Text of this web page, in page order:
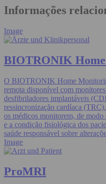
Informações
Image
BIOTRONIK
O BIOTRONIK Home
remota disponível com
desfibriladores implantáveis
ressincronização cardíaca
os médicos monitorem, de
e a condição fisiológica dos
saúde responsável sobre
Image
ProMRI